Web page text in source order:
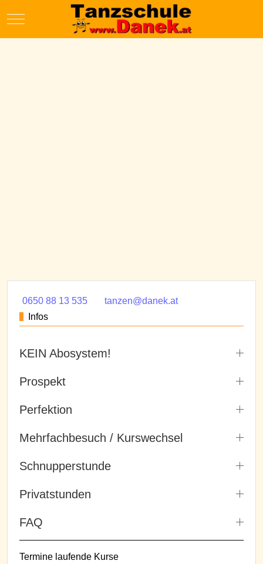
Mobile Menu Toggle
0650 88 13 535
tanzen@danek.at
Infos
KEIN Abosystem!
Prospekt
Perfektion
Mehrfachbesuch / Kurswechsel
Schnupperstunde
Privatstunden
FAQ
Termine laufende Kurse